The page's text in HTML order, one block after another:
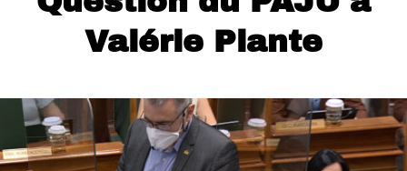
Valérie Plante